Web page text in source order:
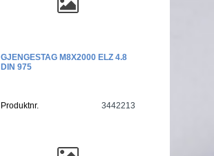
GJENGESTAG M8X2000 ELZ 4.8
DIN 975
Produktnr. 3442213